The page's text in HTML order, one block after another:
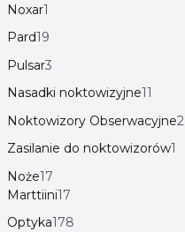
Noxar1
Pard19
Pulsar3
Nasadki noktowizyjne11
Noktowizory Obserwacyjne2
Zasilanie do noktowizorów1
Noże17
Marttiini17
Optyka178